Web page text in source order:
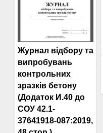
Журнал відбору та
випробувань
контрольних
зразків бетону
(Додаток И.40 до
СОУ 42.1-
37641918-087:2019,